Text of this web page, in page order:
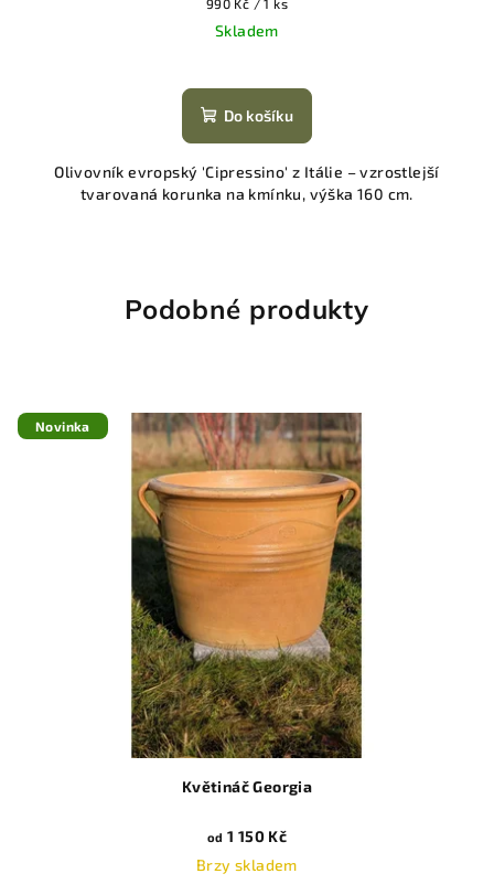
cena:
990 Kč / 1 ks
Skladem
Do košíku
Olivovník evropský 'Cipressino' z Itálie – vzrostlejší
tvarovaná korunka na kmínku, výška 160 cm.
Podobné produkty
Novinka
Květináč Georgia
od 1 150 Kč
Brzy skladem